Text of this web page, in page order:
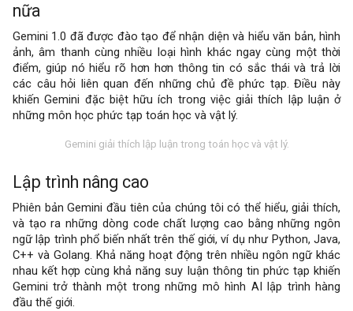
nữa
Gemini 1.0 đã được đào tạo để nhận diện và hiểu văn bản, hình
ảnh, âm thanh cùng nhiều loại hình khác ngay cùng một thời
điểm, giúp nó hiểu rõ hơn hơn thông tin có sắc thái và trả lời
các câu hỏi liên quan đến những chủ đề phức tạp. Điều này
khiến Gemini đặc biệt hữu ích trong việc giải thích lập luận ở
những môn học phức tạp toán học và vật lý.
Gemini giải thích lập luận trong toán học và vật lý.
Lập trình nâng cao
Phiên bản Gemini đầu tiên của chúng tôi có thể hiểu, giải thích,
và tạo ra những dòng code chất lượng cao bằng những ngôn
ngữ lập trình phổ biến nhất trên thế giới, ví dụ như Python, Java,
C++ và Golang. Khả năng hoạt động trên nhiều ngôn ngữ khác
nhau kết hợp cùng khả năng suy luận thông tin phức tạp khiến
Gemini trở thành một trong những mô hình AI lập trình hàng
đầu thế giới.